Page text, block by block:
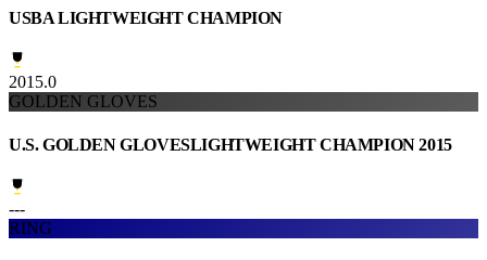
USBA LIGHTWEIGHT CHAMPION
2015.0
GOLDEN GLOVES
U.S. GOLDEN GLOVESLIGHTWEIGHT CHAMPION 2015
---
RING